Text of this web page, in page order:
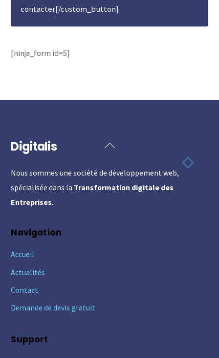
contacter[/custom_button]
[ninja_form id=5]
Back
Top
Digitalis
Nous sommes une société de développement web,
spécialisée dans la Transformation digitale des
Entreprises.
Navigation
Accueil
Actualités
Contact
Demande de devis gratuit
Support